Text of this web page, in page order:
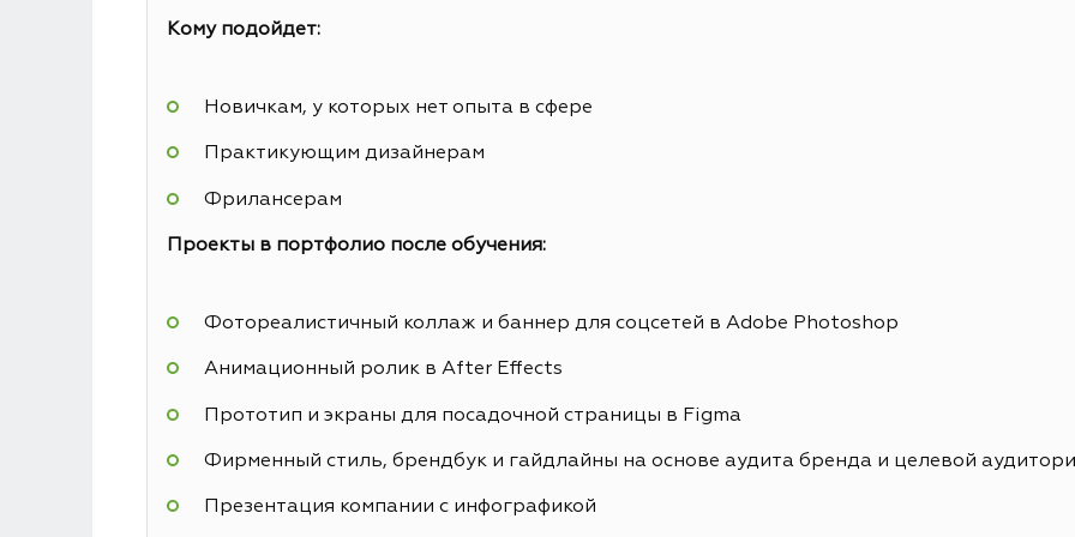
Кому подойдет:
Новичкам, у которых нет опыта в сфере
Практикующим дизайнерам
Фрилансерам
Проекты в портфолио после обучения:
Фотореалистичный коллаж и баннер для соцсетей в Adobe Photoshop
Анимационный ролик в After Effects
Прототип и экраны для посадочной страницы в Figma
Фирменный стиль, брендбук и гайдлайны на основе аудита бренда и целевой
Презентация компании с инфографикой